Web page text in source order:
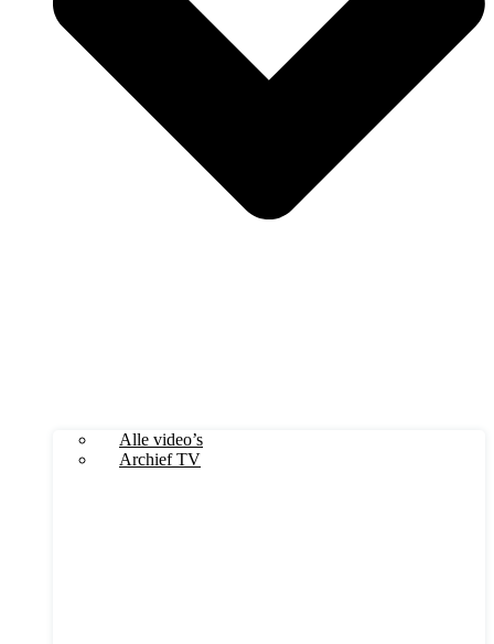
Alle video’s
Archief TV